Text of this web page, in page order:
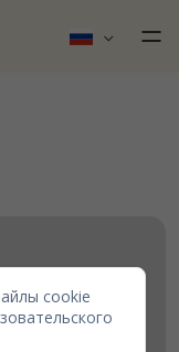
cookie